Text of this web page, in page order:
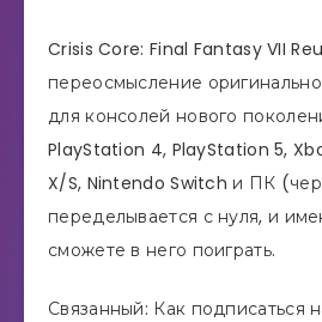
Crisis Core: Final Fantasy VII
переосмысление
для консолей нового
PlayStation 4, PlayStation 5,
X/S, Nintendo Switch и ПК
переделывается с нуля, и
сможете в него поиграть.
Связанный: Как подписаться